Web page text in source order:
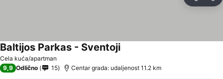
Cela kuća/apartman
Baltijos Parkas - Sventoji
9,9 Odlično 15 Centar grada: udaljenost 11.2 km